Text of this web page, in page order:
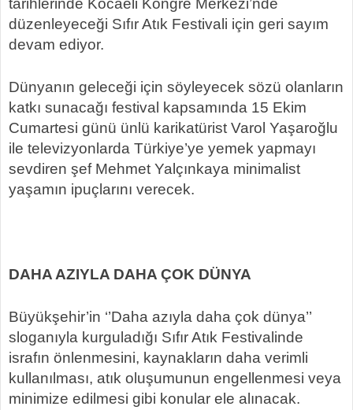
tarihlerinde Kocaeli Kongre Merkezi’nde
düzenleyeceği Sıfır Atık Festivali için geri sayım
devam ediyor.
Dünyanın geleceği için söyleyecek sözü olanların
katkı sunacağı festival kapsamında 15 Ekim
Cumartesi günü ünlü karikatürist Varol Yaşaroğlu
ile televizyonlarda Türkiye’ye yemek yapmayı
sevdiren şef Mehmet Yalçınkaya minimalist
yaşamın ipuçlarını verecek.
DAHA AZIYLA DAHA ÇOK DÜNYA
Büyükşehir’in ‘’Daha azıyla daha çok dünya’’
sloganıyla kurguladığı Sıfır Atık Festivalinde
israfın önlenmesini, kaynakların daha verimli
kullanılması, atık oluşumunun engellenmesi veya
minimize edilmesi gibi konular ele alınacak.